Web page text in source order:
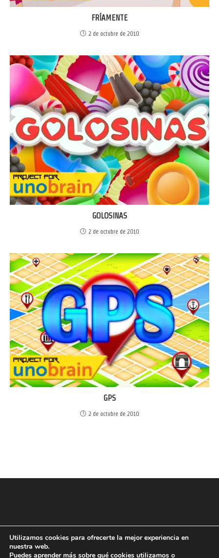
FRÍAMENTE
2 de octubre de 2010
GOLOSINAS
2 de octubre de 2010
GPS
2 de octubre de 2010
Utilizamos cookies para ofrecerte la mejor experiencia en
nuestra web.
Puedes aprender más sobre qué cookies utilizamos o